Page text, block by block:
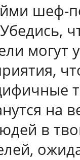
шеф-
на
в